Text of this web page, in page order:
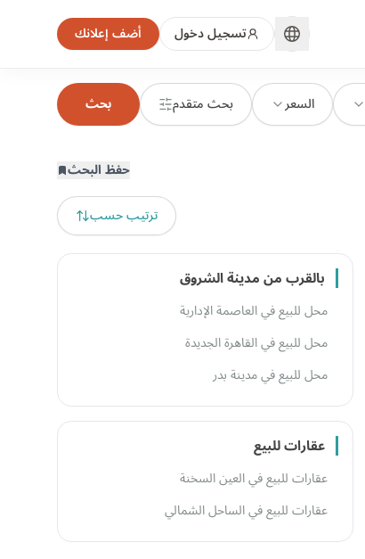
تسجيل دخول أضف إعلانك
السعر بحث متقدم بحث
حفظ البحث
ترتيب حسب
بالقرب من مدينة الشروق
محل للبيع في العاصمة الإدارية
محل للبيع في القاهرة الجديدة
محل للبيع في مدينة بدر
عقارات للبيع
عقارات للبيع في العين السخنة
عقارات للبيع في الساحل الشمالي